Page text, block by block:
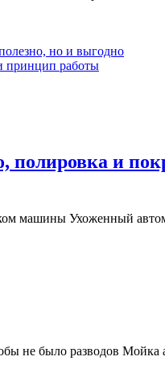
но и выгодно
принцип работы
полировка и